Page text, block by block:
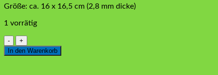
Größe: ca. 16 x 16,5 cm (2,8 mm dicke)
1 vorrätig
Cake
Topper
"18"
In den Warenkorb